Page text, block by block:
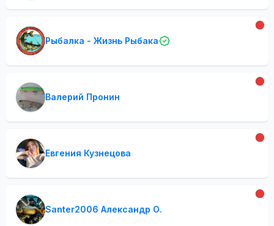
Рыбалка - Жизнь Рыбака
Валерий Пронин
Евгения Кузнецова
Santer2006 Александр О.